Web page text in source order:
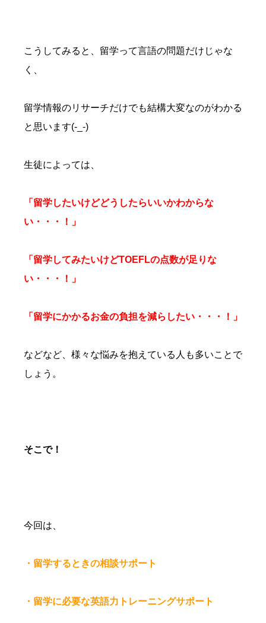
こうしてみると、留学って言語の問題だけじゃな
く、
留学情報のリサーチだけでも結構大変なのがわかる
と思います(-_-)
生徒によっては、
「留学したいけどどうしたらいいかわからな
い・・・！」
「留学してみたいけどTOEFLの点数が足りな
い・・・！」
「留学にかかるお金の負担を減らしたい・・・！」
などなど、様々な悩みを抱えている人も多いことで
しょう。
そこで！
今回は、
・留学するときの相談サポート
・留学に必要な英語力トレーニングサポート